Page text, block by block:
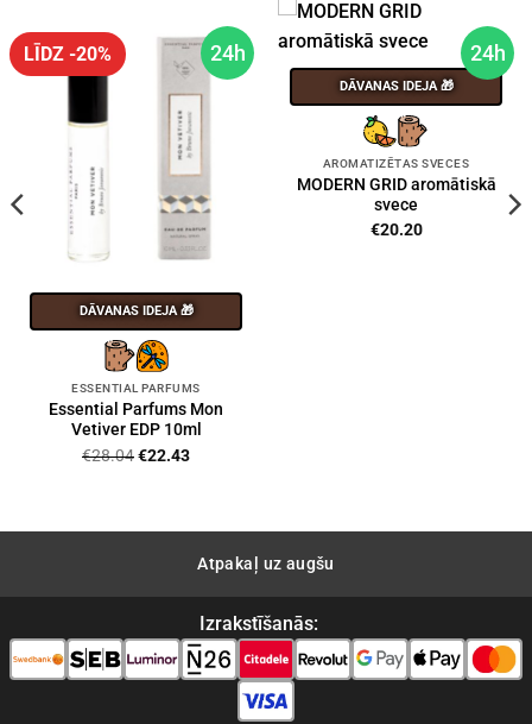
24h
LĪDZ -20%
DĀVANAS IDEJA 🎁
ESSENTIAL PARFUMS
Essential Parfums Mon
Vetiver EDP 10ml
€28.04Original
€22.43Current
24h
DĀVANAS IDEJA 🎁
AROMATIZĒTAS SVECES
MODERN GRID aromātiskā
svece
€20.20
Atpakaļ uz augšu
Izrakstīšanās: